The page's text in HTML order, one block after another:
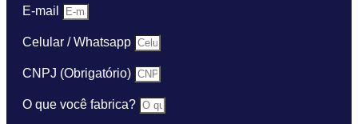
E-mail
Celular / Whatsapp
CNPJ (Obrigatório)
O que você fabrica?